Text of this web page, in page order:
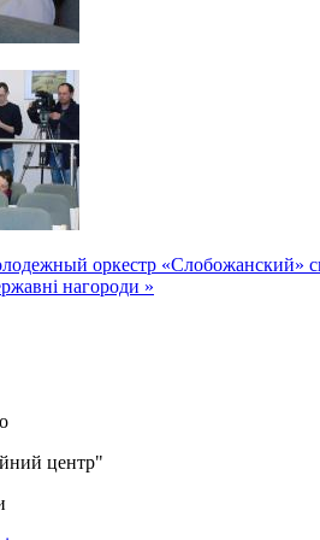
оркестр «Слобожанский»
нагороди »
центр"